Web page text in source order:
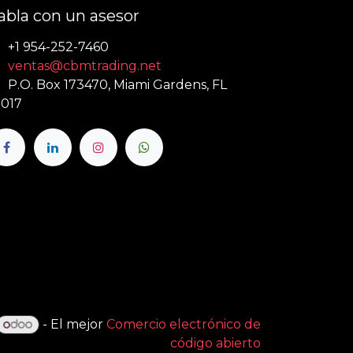
con un asesor
+1 954-252-7460
ventas@cbmtrading.net
P.O. Box 173470, Miami Gardens, FL
- El mejor Comercio electrónico de
código abierto